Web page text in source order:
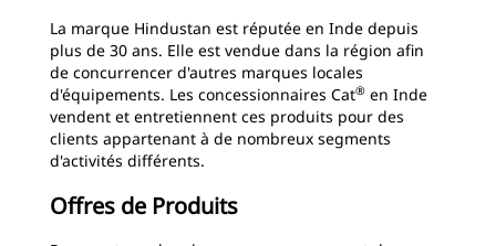
La marque Hindustan est réputée en Inde depuis
plus de 30 ans. Elle est vendue dans la région afin
de concurrencer d'autres marques locales
d'équipements. Les concessionnaires Cat® en Inde
vendent et entretiennent ces produits pour des
clients appartenant à de nombreux segments
d'activités différents.
Offres de Produits